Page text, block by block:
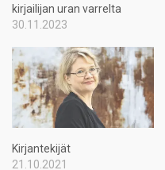
kirjailijan uran varrelta
30.11.2023
Kirjantekijät
21.10.2021